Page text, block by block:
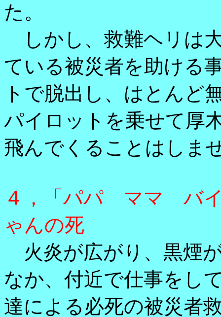
た。
しかし、救難ヘリは
ている被災者を助ける
トで脱出し、はとんど
パイロットを乗せて厚
飛んでくることはしま
４，「パパ ママ バイ
ゃんの死
火炎が広がり、黒煙
なか、付近で仕事をし
達による必死の被災者